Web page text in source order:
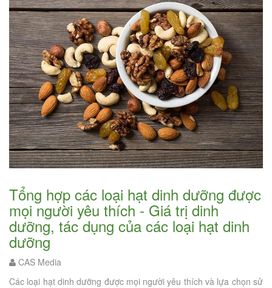
Tổng hợp các loại hạt dinh dưỡng được
mọi người yêu thích - Giá trị dinh
dưỡng, tác dụng của các loại hạt dinh
dưỡng
CAS Media
Các loại hạt dinh dưỡng được mọi người yêu thích và lựa chọn sử